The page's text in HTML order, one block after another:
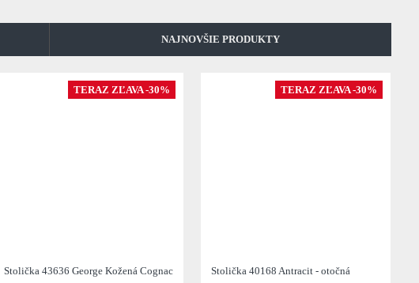
NAJNOVŠIE PRODUKTY
TERAZ ZĽAVA -30%
Stolička 43636 George Kožená Cognac
TERAZ ZĽAVA -30%
Stolička 40168 Antracit - otočná